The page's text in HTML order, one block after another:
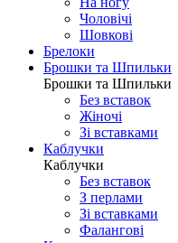
Чоловічі
Шовковi
Брелоки
Брошки та Шпильки
Брошки та Шпильки
Без вставок
Жіночі
Зі вставками
Каблучки
Каблучки
Без вставок
З перлами
Зі вставками
Фаланговi